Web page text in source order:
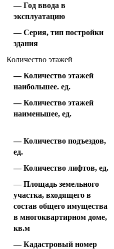
Год ввода в
эксплуатацию
Серия, тип постройки
здания
Количество этажей
Количество этажей
наибольшее. ед.
Количество этажей
наименьшее, ед.
Количество подъездов,
ед.
Количество лифтов, ед.
Площадь земельного
участка, входящего в
состав общего имущества
в многоквартирном доме,
кв.м
Кадастровый номер